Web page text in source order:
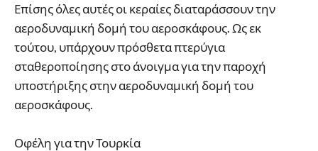
Επίσης όλες αυτές οι κεραίες διαταράσσουν την
αεροδυναμική δομή του αεροσκάφους. Ως εκ
τούτου, υπάρχουν πρόσθετα πτερύγια
σταθεροποίησης στο άνοιγμα για την παροχή
υποστήριξης στην αεροδυναμική δομή του
αεροσκάφους.
Οφέλη για την Τουρκία